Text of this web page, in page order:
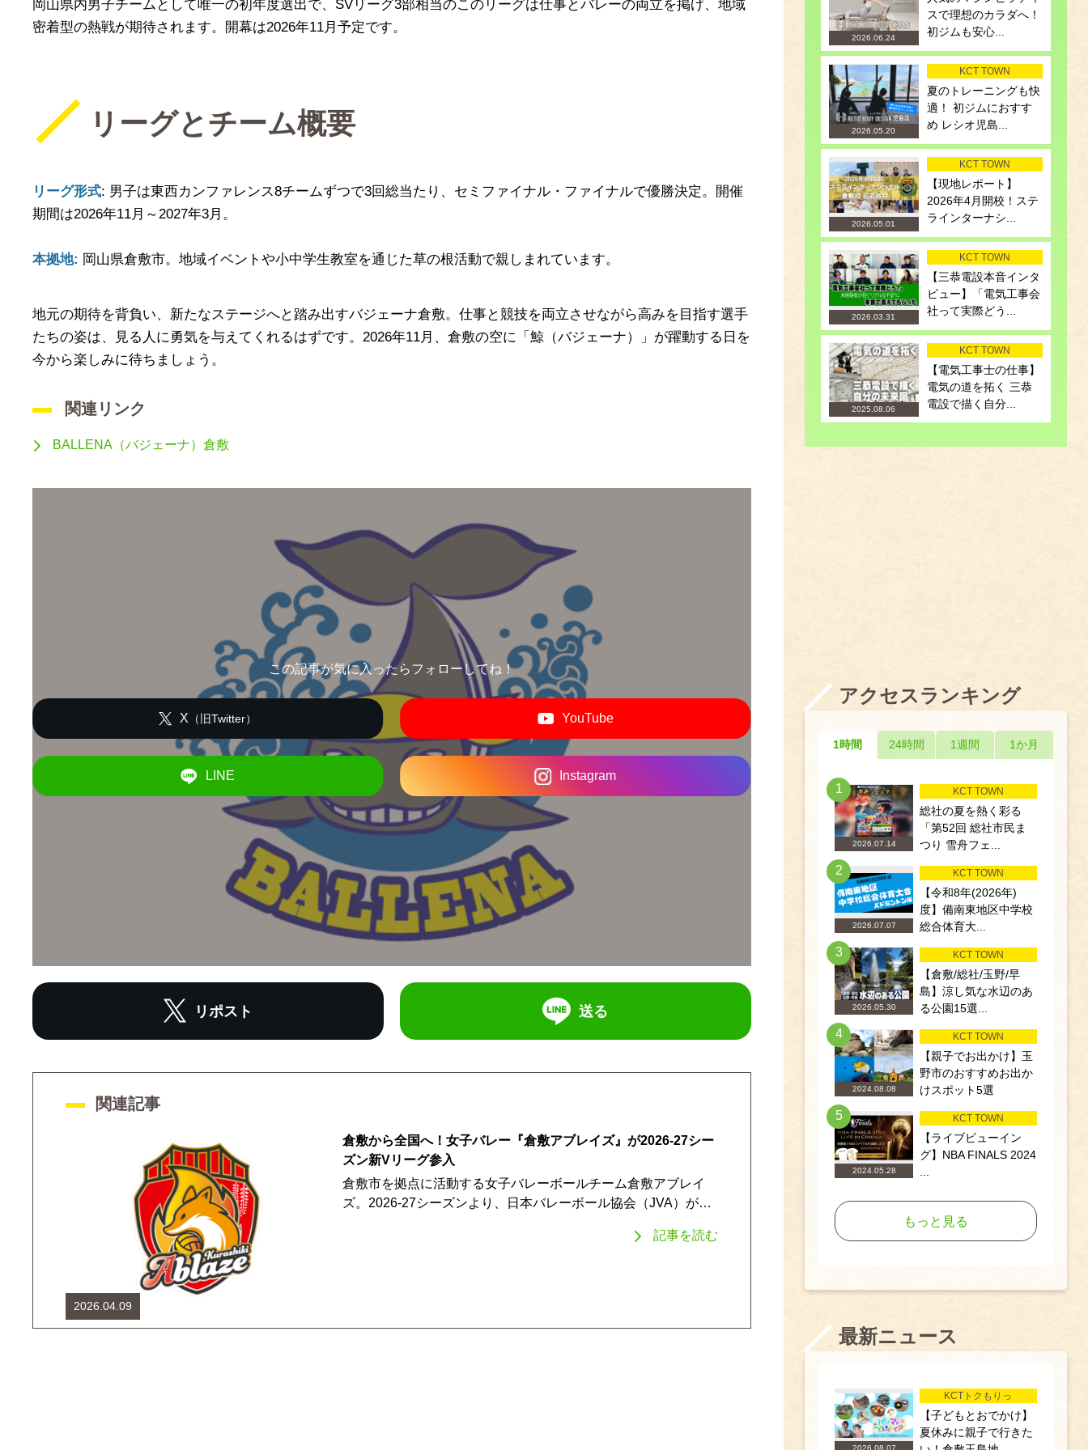
岡山県内男子チームとして唯一の初年度選出で、SVリーグ3部相当のこのリーグは仕事とバレーの両立を掲げ、地域
密着型の熱戦が期待されます。開幕は2026年11月予定です。
リーグとチーム概要
リーグ形式: 男子は東西カンファレンス8チームずつで3回総当たり、セミファイナル・ファイナルで優勝決定。開催
期間は2026年11月～2027年3月。
本拠地: 岡山県倉敷市。地域イベントや小中学生教室を通じた草の根活動で親しまれています。
地元の期待を背負い、新たなステージへと踏み出すバジェーナ倉敷。仕事と競技を両立させながら高みを目指す選手
たちの姿は、見る人に勇気を与えてくれるはずです。2026年11月、倉敷の空に「鯨（バジェーナ）」が躍動する日を
今から楽しみに待ちましょう。
関連リンク
BALLENA（バジェーナ）倉敷
この記事が気に入ったらフォローしてね！
X （旧Twitter） YouTube
LINE Instagram
リポスト 送る
関連記事
2026.04.09
倉敷から全国へ！女子バレー『倉敷アブレイズ』が2026-27シー
ズン新Vリーグ参入
倉敷市を拠点に活動する女子バレーボールチーム倉敷アブレイ
ズ。2026-27シーズンより、日本バレーボール協会（JVA）が…
記事を読む
2026.06.24
スで理想のカラダへ！
初ジムも安心...
2026.05.20
KCT TOWN
夏のトレーニングも快
適！ 初ジムにおすす
め レシオ児島...
2026.05.01
KCT TOWN
【現地レポート】
2026年4月開校！ステ
ラインターナシ...
2026.03.31
KCT TOWN
【三恭電設本音インタ
ビュー】「電気工事会
社って実際どう...
2025.08.06
KCT TOWN
【電気工事士の仕事】
電気の道を拓く 三恭
電設で描く自分...
アクセスランキング
1時間 24時間 1週間 1か月
1
2026.07.14
KCT TOWN
総社の夏を熱く彩る
「第52回 総社市民ま
つり 雪舟フェ...
2
2026.07.07
KCT TOWN
【令和8年(2026年)
度】備南東地区中学校
総合体育大...
3
2026.05.30
KCT TOWN
【倉敷/総社/玉野/早
島】涼し気な水辺のあ
る公園15選...
4
2024.08.08
KCT TOWN
【親子でお出かけ】玉
野市のおすすめお出か
けスポット5選
5
2024.05.28
KCT TOWN
【ライブビューイン
グ】NBA FINALS 2024
...
もっと見る
最新ニュース
KCTトクもりっ
【子どもとおでかけ】
夏休みに親子で行きた